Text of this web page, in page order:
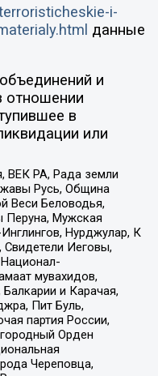
i-
данные
и
отношении
в
или
ВЕК РА, Рада земли
Русь, Община
Веси Беловодья,
Мужская
Нурджулар, К
Иеговы,
мувахидов,
и Карачая,
Пит Буль,
партия России,
Орден
Череповца,